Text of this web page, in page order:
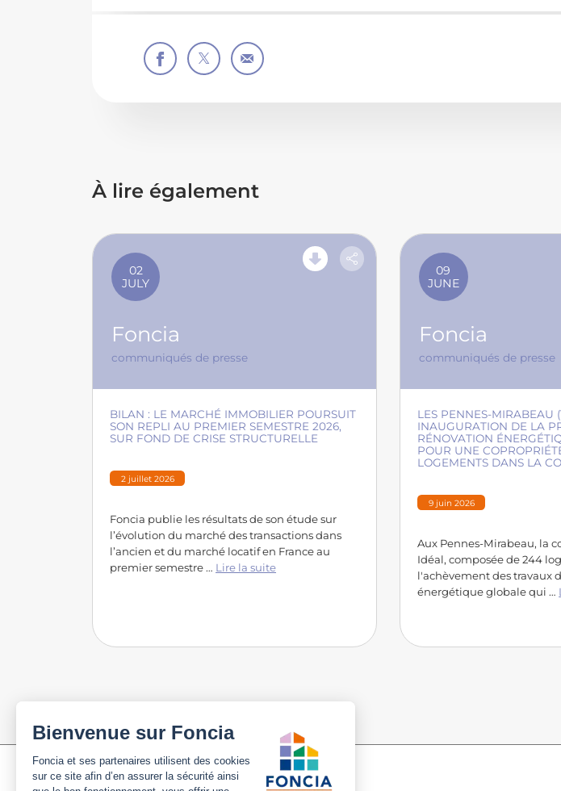
À lire également
02
JULY
Foncia
communiqués de presse
BILAN : LE MARCHÉ IMMOBILIER POURSUIT
SON REPLI AU PREMIER SEMESTRE 2026,
SUR FOND DE CRISE STRUCTURELLE
2 juillet 2026
Foncia publie les résultats de son étude sur
l’évolution du marché des transactions dans
l’ancien et du marché locatif en France au
premier semestre … Lire la suite
09
JUNE
Foncia
communiqués de presse
LES PENNES-MIRABEAU
INAUGURATION DE LA
RÉNOVATION
POUR UNE
LOGEMENTS DANS LA
9 juin 2026
Aux Pennes-Mirabeau, la
Idéal, composée de 244
l'achèvement des travaux
énergétique globale qui …